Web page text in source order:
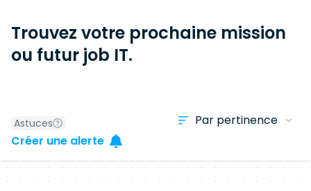
Trouvez votre prochaine mission
ou futur job IT.
Astuces
Créer une alerte